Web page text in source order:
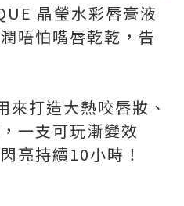
晶瑩水彩唇膏液
唔怕嘴唇乾乾，告
打造大熱咬唇妝、
一支可玩漸變效
亮持續10小時！